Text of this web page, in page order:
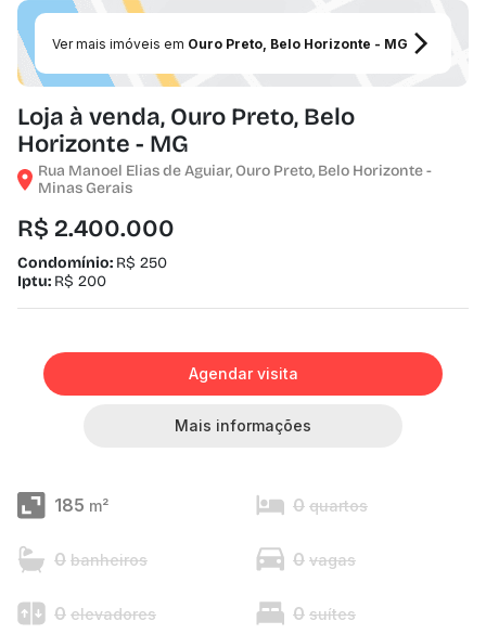
Ver mais imóveis em Ouro Preto, Belo Horizonte - MG
Loja à venda, Ouro Preto, Belo
Horizonte - MG
Rua Manoel Elias de Aguiar, Ouro Preto, Belo Horizonte -
Minas Gerais
R$ 2.400.000
Condomínio: R$ 250
Iptu: R$ 200
Agendar visita
Mais informações
185 m² 0 quartos
0 banheiros 0 vagas
0 elevadores 0 suítes